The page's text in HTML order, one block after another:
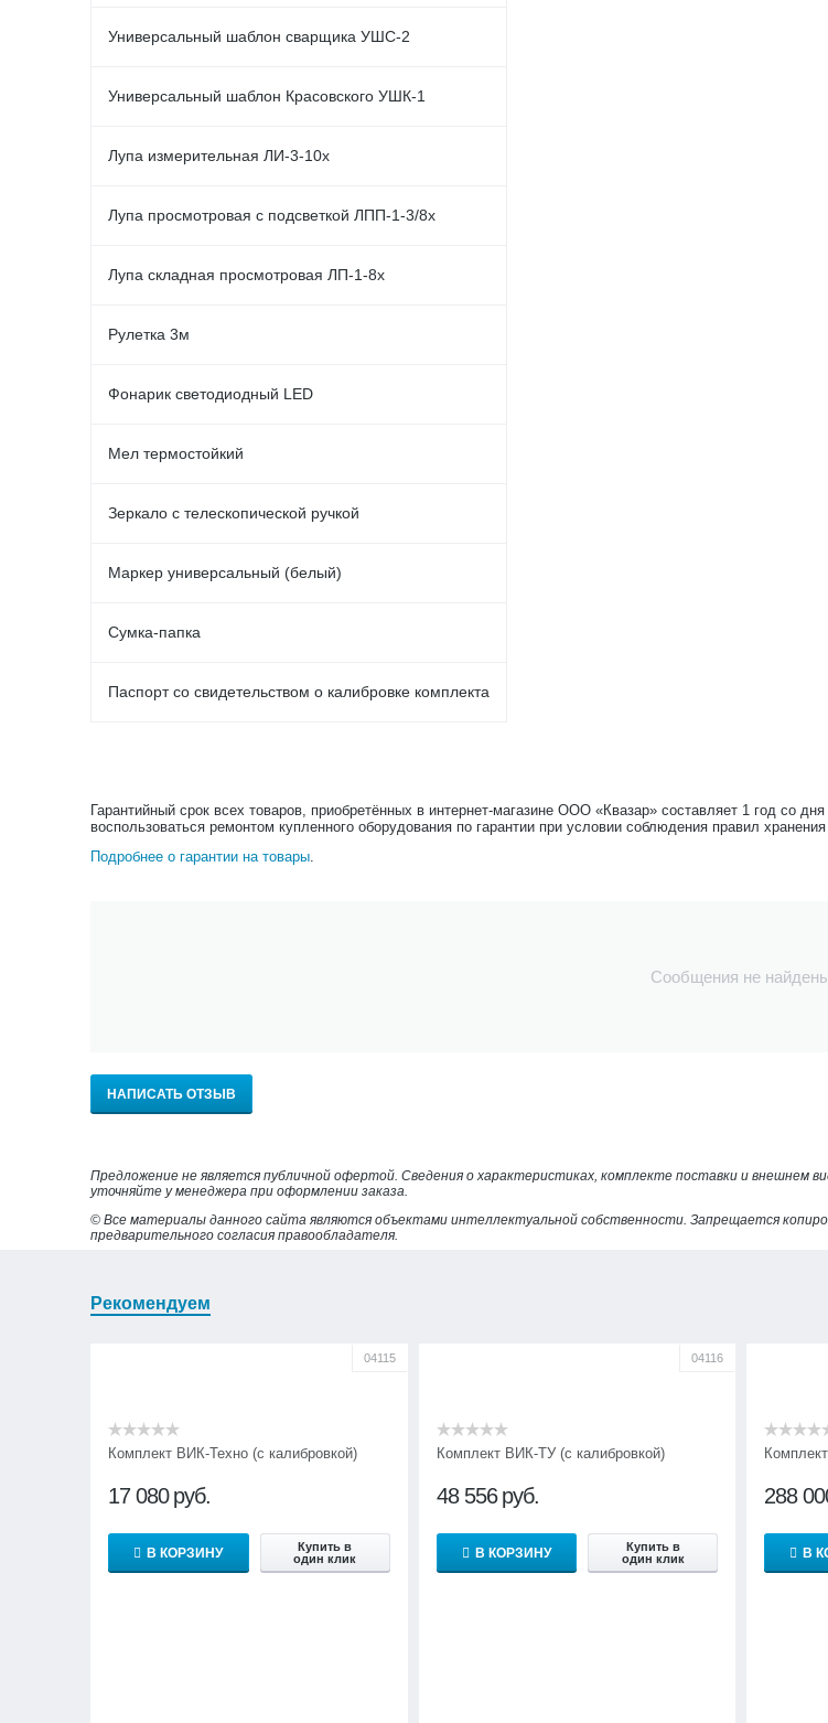
Универсальный шаблон сварщика УШС-2
Универсальный шаблон Красовского УШК-1
Лупа измерительная ЛИ-3-10х
Лупа просмотровая с подсветкой ЛПП-1-3/8х
Лупа складная просмотровая ЛП-1-8x
Рулетка 3м
Фонарик светодиодный LED
Мел термостойкий
Зеркало с телескопической ручкой
Маркер универсальный (белый)
Сумка-папка
Паспорт со свидетельством о калибровке комплекта
Гарантийный срок всех товаров, приобретённых в интернет-магазине ООО «Квазар» составляет 1 год со
воспользоваться ремонтом купленного оборудования по гарантии при условии соблюдения правил
Подробнее о гарантии на товары.
Сообщения не
НАПИСАТЬ ОТЗЫВ
Предложение не является публичной офертой. Сведения о характеристиках, комплекте поставки и
уточняйте у менеджера при оформлении заказа.
© Все материалы данного сайта являются объектами интеллектуальной собственности. Запрещается
предварительного согласия правообладателя.
Рекомендуем
04115
Комплект ВИК-Техно (с калибровкой)
17 080 руб.
В КОРЗИНУ
Купить в
один клик
04116
Комплект ВИК-ТУ (с калибровкой)
48 556 руб.
В КОРЗИНУ
Купить в
один клик
288
В